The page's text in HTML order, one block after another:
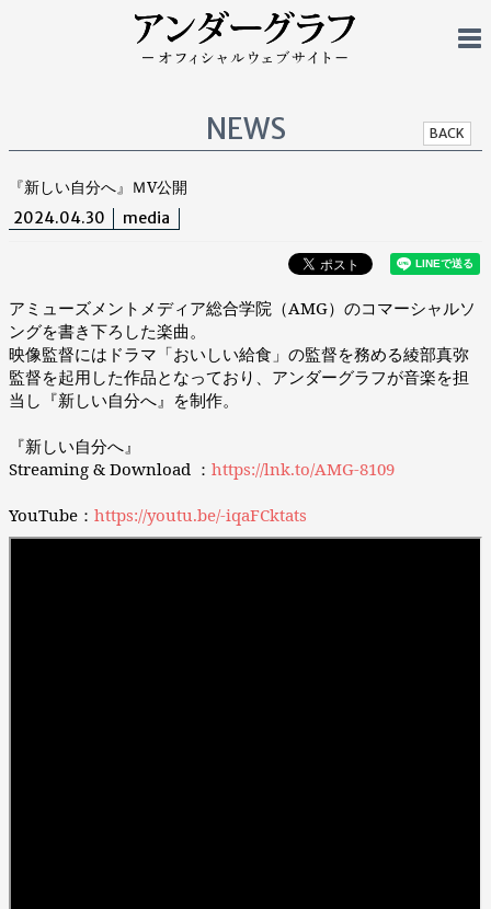
NEWS BACK
『新しい自分へ』ＭV公開
2024.04.30 media
アミューズメントメディア総合学院（AMG）のコマーシャルソ
ングを書き下ろした楽曲。
映像監督にはドラマ「おいしい給食」の監督を務める綾部真弥
監督を起用した作品となっており、アンダーグラフが音楽を担
当し『新しい自分へ』を制作。
『新しい自分へ』
Streaming & Download ： https://lnk.to/AMG-8109
YouTube： https://youtu.be/-iqaFCktats